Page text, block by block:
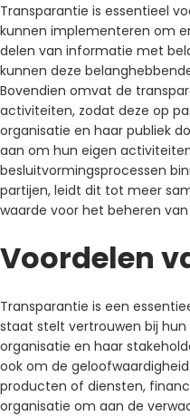
Transparantie is essentieel
kunnen implementeren om
delen van informatie met
kunnen deze
Bovendien omvat de
activiteiten, zodat deze op
organisatie en haar publiek
aan om hun eigen
besluitvormingsprocessen
partijen, leidt dit tot meer
waarde voor het beheren
Voordelen
Transparantie is een
staat stelt vertrouwen bij
organisatie en haar
ook om de
producten of diensten,
organisatie om aan de